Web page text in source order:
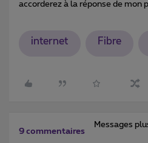
accorderez à la réponse de mon
internet Fibre
9 commentaires
Messages